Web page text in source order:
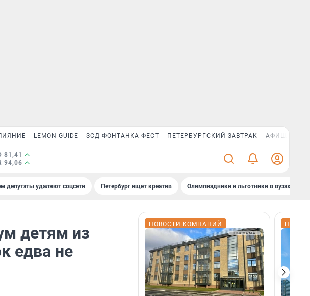
LEMON GUIDE ЗСД ФОНТАНКА ФЕСТ ПЕТЕРБУРГСКИЙ ЗАВТРАК АФИША PLUS
81,41
94,06
депутаты удаляют соцсети Петербург ищет креатив Олимпиадники и льготники в вузах СПб
детям из
едва не
НОВОСТИ КОМПАНИЙ